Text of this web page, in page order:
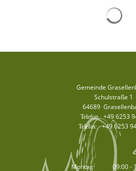
Gemeinde
Schulstraße 1
64689
+49 6253
+49 6253
Montag 09:00-